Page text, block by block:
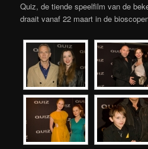
Quiz, de tiende speelfilm van de
draait vanaf 22 maart in de